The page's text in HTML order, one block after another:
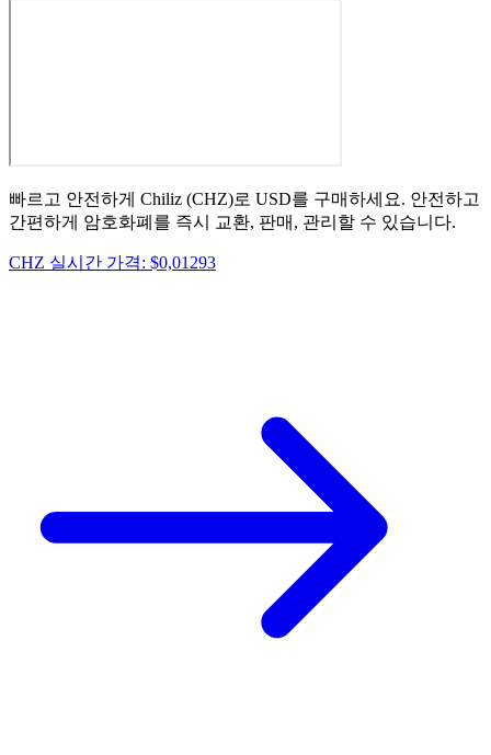
빠르고 안전하게 Chiliz (CHZ)로 USD를 구매하세요. 안전하고
간편하게 암호화폐를 즉시 교환, 판매, 관리할 수 있습니다.
CHZ 실시간 가격: $0,01293